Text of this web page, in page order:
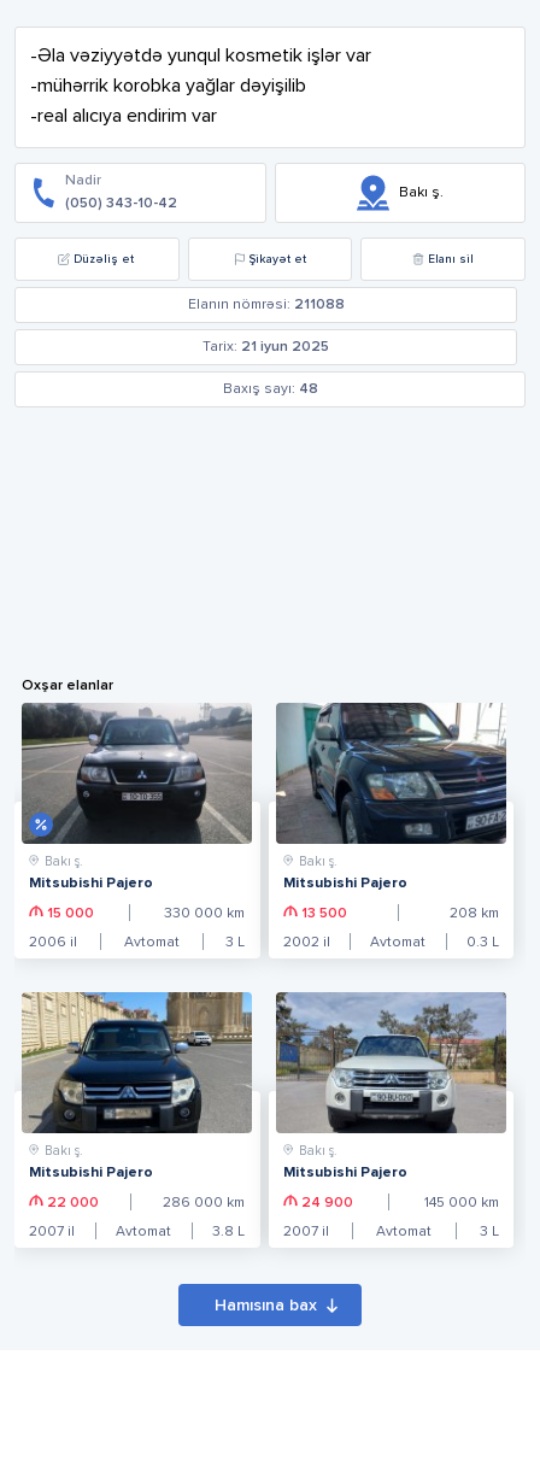
-Əla vəziyyətdə yunqul kosmetik işlər var
-mühərrik korobka yağlar dəyişilib
-real alıcıya endirim var
Nadir
(050) 343-10-42
Bakı ş.
Düzəliş et Şikayət et Elanı sil
Elanın nömrəsi: 211088
Tarix: 21 iyun 2025
Baxış sayı: 48
Oxşar elanlar
Bakı ş.
Mitsubishi Pajero
15 000 330 000 km
2006 il Avtomat 3 L
Bakı ş.
Mitsubishi Pajero
13 500 208 km
2002 il Avtomat 0.3 L
Bakı ş.
Mitsubishi Pajero
22 000 286 000 km
2007 il Avtomat 3.8 L
Bakı ş.
Mitsubishi Pajero
24 900 145 000 km
2007il Avtomat 3 L
Hamısına bax